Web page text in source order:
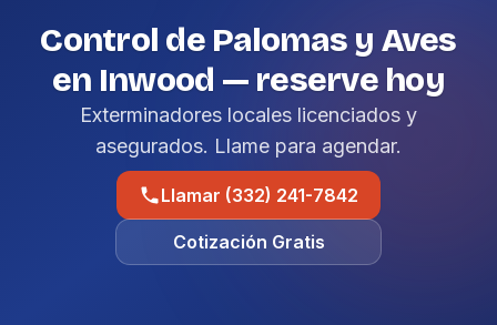
Control de Palomas y Aves
en Inwood — reserve hoy
Exterminadores locales licenciados y
asegurados. Llame para agendar.
Llamar (332) 241-7842
Cotización Gratis